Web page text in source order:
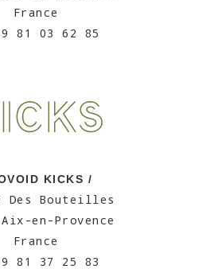
France
81 03 62 85
KICKS /
Des Bouteilles
en-Provence
France
81 37 25 83